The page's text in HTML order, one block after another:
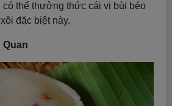
có thể thưởng thức cái vị bùi béo
đặc biệt này.